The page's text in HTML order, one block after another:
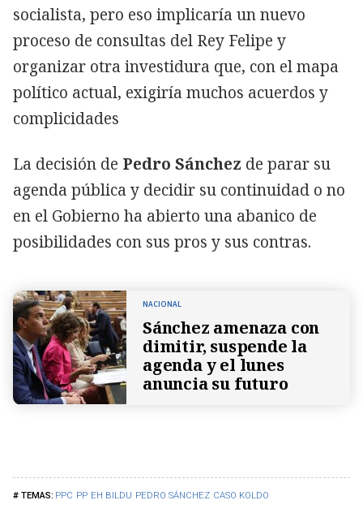
PPC PP EH BILDU PEDRO SÁNCHEZ CASO KOLDO
socialista, pero eso implicaría un nuevo
proceso de consultas del Rey Felipe y
organizar otra investidura que, con el mapa
político actual, exigiría muchos acuerdos y
complicidades
La decisión de Pedro Sánchez de parar su
agenda pública y decidir su continuidad o no
en el Gobierno ha abierto una abanico de
posibilidades con sus pros y sus contras.
NACIONAL
Sánchez amenaza con
dimitir, suspende la
agenda y el lunes
anuncia su futuro